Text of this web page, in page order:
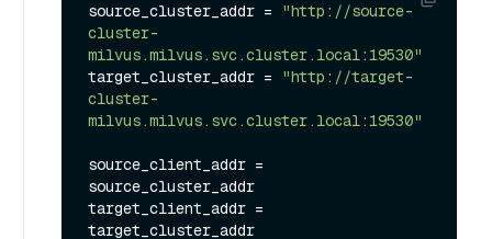
source_cluster_addr =
"http://source-
cluster-
milvus.milvus.svc.cluster.local:19530"
target_cluster_addr =
"http://target-
cluster-
milvus.milvus.svc.cluster.local:19530"
source_client_addr =
source_cluster_addr
target_client_addr =
target_cluster_addr